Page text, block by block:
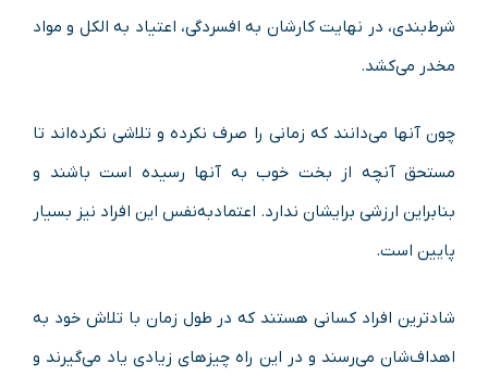
شرط‌بندی، در نهایت کارشان به افسردگی، اعتیاد به الکل و مواد
مخدر می‌کشد.
چون آنها می‌دانند که زمانی را صرف نکرده و تلاشی نکرده‌اند تا
مستحق آنچه از بخت خوب به آنها رسیده است باشند و
بنابراین ارزشی برایشان ندارد. اعتمادبه‌نفس این افراد نیز بسیار
پایین است.
شادترین افراد کسانی هستند که در طول زمان با تلاش خود به
اهداف‌شان می‌رسند و در این راه چیزهای زیادی یاد می‌گیرند و